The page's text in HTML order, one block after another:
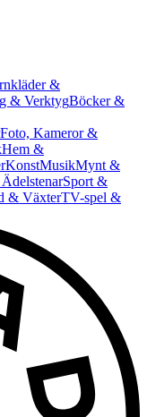
&
& VerktygBöcker &
Foto, Kameror &
Hem &
KonstMusikMynt &
Sport &
& VäxterTV-spel &